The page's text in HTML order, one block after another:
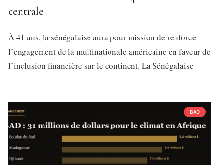
centrale
À 41 ans, la sénégalaise aura pour mission de renforcer
l’engagement de la multinationale américaine en faveur de
l’inclusion financière sur le continent. La Sénégalaise
BAD